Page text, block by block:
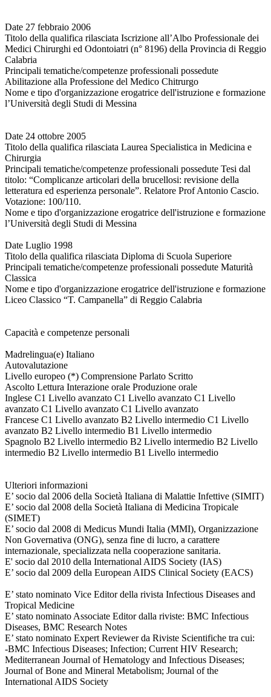
Date 27 febbraio 2006
Titolo della qualifica rilasciata Iscrizione all’Albo Professionale dei
Medici Chirurghi ed Odontoiatri (n° 8196) della Provincia di Reggio
Calabria
Principali tematiche/competenze professionali possedute
Abilitazione alla Professione del Medico Chitrurgo
Nome e tipo d'organizzazione erogatrice dell'istruzione e formazione
l’Università degli Studi di Messina
Date 24 ottobre 2005
Titolo della qualifica rilasciata Laurea Specialistica in Medicina e
Chirurgia
Principali tematiche/competenze professionali possedute Tesi dal
titolo: “Complicanze articolari della brucellosi: revisione della
letteratura ed esperienza personale”. Relatore Prof Antonio Cascio.
Votazione: 100/110.
Nome e tipo d'organizzazione erogatrice dell'istruzione e formazione
l’Università degli Studi di Messina
Date Luglio 1998
Titolo della qualifica rilasciata Diploma di Scuola Superiore
Principali tematiche/competenze professionali possedute Maturità
Classica
Nome e tipo d'organizzazione erogatrice dell'istruzione e formazione
Liceo Classico “T. Campanella” di Reggio Calabria
Capacità e competenze personali
Madrelingua(e) Italiano
Autovalutazione
Livello europeo (*) Comprensione Parlato Scritto
Ascolto Lettura Interazione orale Produzione orale
Inglese C1 Livello avanzato C1 Livello avanzato C1 Livello
avanzato C1 Livello avanzato C1 Livello avanzato
Francese C1 Livello avanzato B2 Livello intermedio C1 Livello
avanzato B2 Livello intermedio B1 Livello intermedio
Spagnolo B2 Livello intermedio B2 Livello intermedio B2 Livello
intermedio B2 Livello intermedio B1 Livello intermedio
Ulteriori informazioni
E’ socio dal 2006 della Società Italiana di Malattie Infettive (SIMIT)
E’ socio dal 2008 della Società Italiana di Medicina Tropicale
(SIMET)
E’ socio dal 2008 di Medicus Mundi Italia (MMI), Organizzazione
Non Governativa (ONG), senza fine di lucro, a carattere
internazionale, specializzata nella cooperazione sanitaria.
E' socio dal 2010 della International AIDS Society (IAS)
E’ socio dal 2009 della European AIDS Clinical Society (EACS)
E’ stato nominato Vice Editor della rivista Infectious Diseases and
Tropical Medicine
E’ stato nominato Associate Editor dalla riviste: BMC Infectious
Diseases, BMC Research Notes
E’ stato nominato Expert Reviewer da Riviste Scientifiche tra cui:
-BMC Infectious Diseases; Infection; Current HIV Research;
Mediterranean Journal of Hematology and Infectious Diseases;
Journal of Bone and Mineral Metabolism; Journal of the
International AIDS Society